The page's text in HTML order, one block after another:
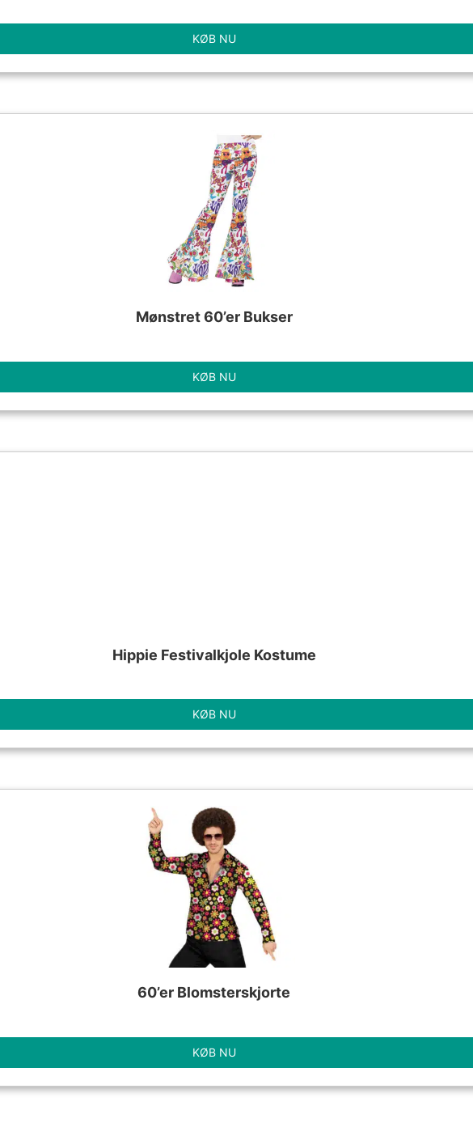
KØB NU
Mønstret 60’er Bukser
KØB NU
Hippie Festivalkjole Kostume
KØB NU
60’er Blomsterskjorte
KØB NU